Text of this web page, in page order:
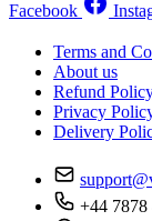
Facebook
Terms and
About us
Refund
Privacy
Delivery
+44 7878